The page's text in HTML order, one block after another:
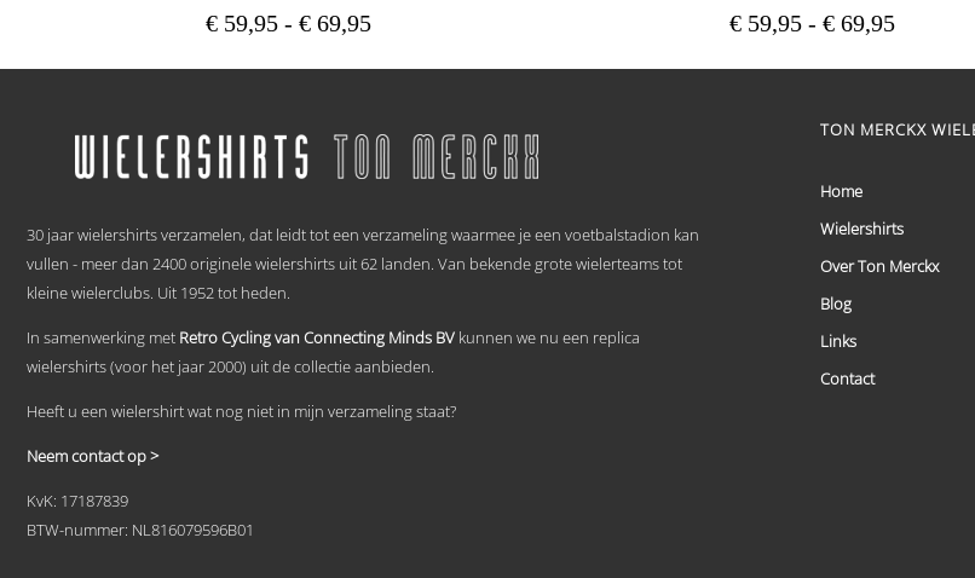
€ 59,95 - € 69,95Prijsklasse:
tot
variaties.
Deze
gekozen
worden
op
de
€ 59,95 - € 69,95
tot
meerdere
optie
gekozen
worden
op
de
productpagina
30 jaar wielershirts verzamelen, dat leidt tot een verzameling waarmee je een voetbalstadion kan
vullen - meer dan 2400 originele wielershirts uit 62 landen. Van bekende grote wielerteams tot
kleine wielerclubs. Uit 1952 tot heden.
In samenwerking met Retro Cycling van Connecting Minds BV kunnen we nu een replica
wielershirts (voor het jaar 2000) uit de collectie aanbieden.
Heeft u een wielershirt wat nog niet in mijn verzameling staat?
Neem contact op >
KvK: 17187839
BTW-nummer: NL816079596B01
TON MERCKX
Home
Wielershirts
Over Ton Merckx
Blog
Links
Contact